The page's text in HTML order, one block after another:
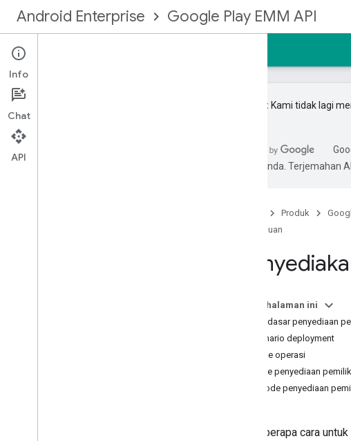
Android Enterprise Google Play EMM API
Mendaftar ke komunitas EMM
Penting: Kami tidak lagi
pilihan Anda. Terjemahan
Produk
Panduan
Pada halaman ini
Dasar-dasar penyediaan
Skenario deployment
Mode operasi
Metode penyediaan
Metode penyediaan
Ada beberapa cara
Info
Chat
API